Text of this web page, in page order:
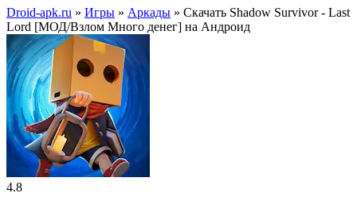
Droid-apk.ru » Игры » Аркады » Скачать Shadow Survivor - Last
Lord [МОД/Взлом Много денег] на Андроид
4.8